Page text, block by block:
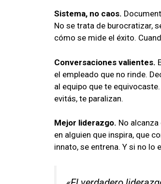
Sistema, no caos.
No se trata de burocratizar,
cómo se mide el éxito.
Conversaciones valientes.
el empleado que no rinde.
al equipo que te
evitás, te paralizan.
Mejor liderazgo. No
en alguien que inspira, que
innato, se entrena. Y si no lo